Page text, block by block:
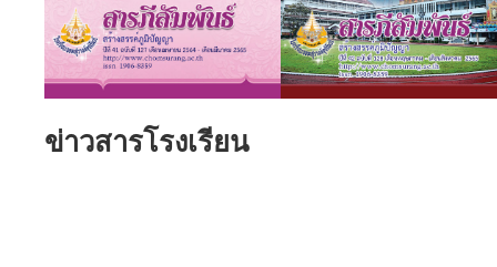
ข่าวสารโรงเรียน